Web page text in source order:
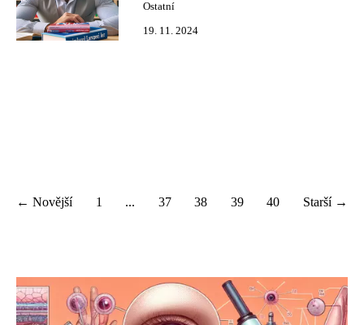
Ostatní
19. 11. 2024
← Novější 1 ... 37 38 39 40 Starší →